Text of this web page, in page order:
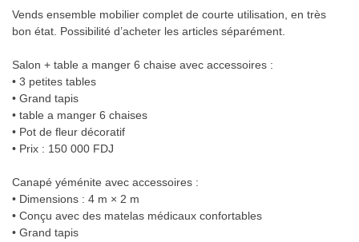
Vends ensemble mobilier complet de courte utilisation, en très
bon état. Possibilité d’acheter les articles séparément.
Salon + table a manger 6 chaise avec accessoires :
• 3 petites tables
• Grand tapis
• table a manger 6 chaises
• Pot de fleur décoratif
• Prix : 150 000 FDJ
Canapé yéménite avec accessoires :
• Dimensions : 4 m × 2 m
• Conçu avec des matelas médicaux confortables
• Grand tapis